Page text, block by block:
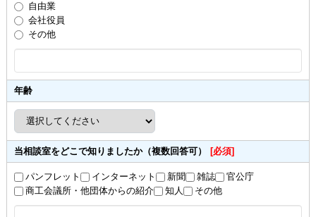
自由業
会社役員
その他
年齢
当相談室をどこで知りましたか（複数回答可） [必須]
パンフレット インターネット 新聞 雑誌
官公庁
商工会議所・他団体からの紹介
知人 その他